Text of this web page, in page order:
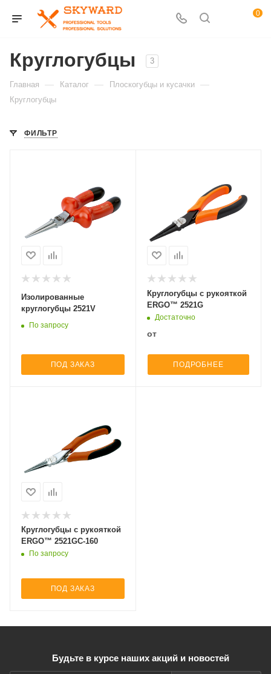
0
Круглогубцы 3
Главная — Каталог — Плоскогубцы и кусачки —
Круглогубцы
ФИЛЬТР
Изолированные
круглогубцы 2521V
По запросу
ПОД ЗАКАЗ
Круглогубцы с рукояткой
ERGO™ 2521G
Достаточно
от
ПОДРОБНЕЕ
Круглогубцы с рукояткой
ERGO™ 2521GC-160
По запросу
ПОД ЗАКАЗ
Будьте в курсе наших акций и новостей